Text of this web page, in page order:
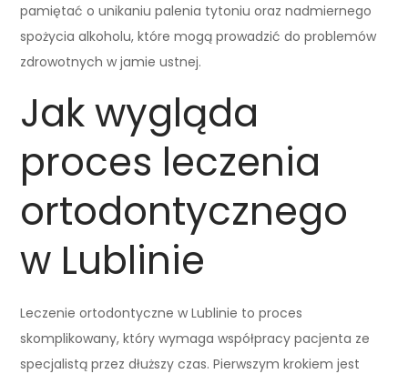
pamiętać o unikaniu palenia tytoniu oraz nadmiernego
spożycia alkoholu, które mogą prowadzić do problemów
zdrowotnych w jamie ustnej.
Jak wygląda
proces leczenia
ortodontycznego
w Lublinie
Leczenie ortodontyczne w Lublinie to proces
skomplikowany, który wymaga współpracy pacjenta ze
specjalistą przez dłuższy czas. Pierwszym krokiem jest